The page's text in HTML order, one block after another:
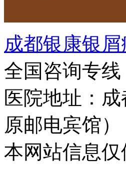
成都银康银
全国咨询专线
医院地址：
原邮电宾馆）
本网站信息